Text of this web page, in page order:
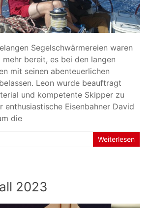
Segelschwärmereien waren
mehr bereit, es bei den langen
mit seinen abenteuerlichen
Leon wurde beauftragt
und kompetente Skipper zu
enthusiastische Eisenbahner David
die
Weiterlesen
2023